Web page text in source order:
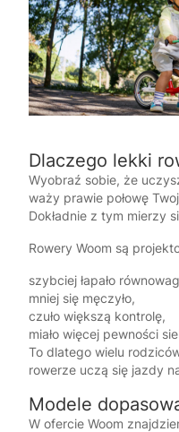
Dlaczego lekki
Wyobraź sobie, że
waży prawie połowę
Dokładnie z tym mierzy
Rowery Woom są
szybciej łapało
mniej się męczyło,
czuło większą kontrolę,
miało więcej pewności
To dlatego wielu
rowerze uczą się jazdy
Modele
W ofercie Woom